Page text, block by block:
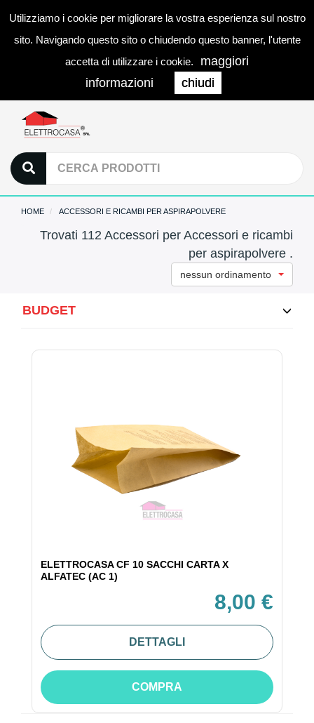
Utilizziamo i cookie per migliorare la vostra esperienza sul nostro
sito. Navigando questo sito o chiudendo questo banner, l'utente
accetta di utilizzare i cookie.
maggiori
informazioni
chiudi
0
HOME ACCESSORI E RICAMBI PER ASPIRAPOLVERE
Trovati 112 Accessori per Accessori e ricambi
per aspirapolvere .
nessun ordinamento
BUDGET
ELETTROCASA CF 10 SACCHI CARTA X
ALFATEC (AC 1)
8,00 €
DETTAGLI
COMPRA